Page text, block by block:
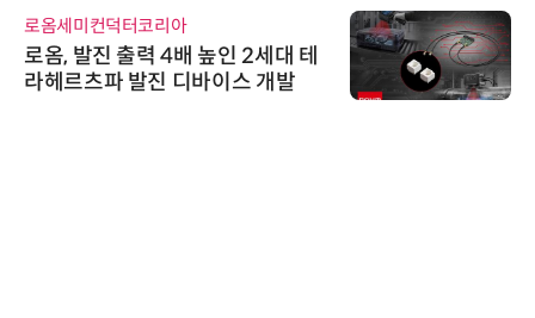
로옴세미컨덕터코리아
로옴, 발진 출력 4배 높인 2세대 테
라헤르츠파 발진 디바이스 개발